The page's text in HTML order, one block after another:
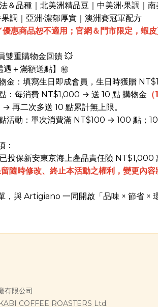
＆品種｜北美洲精品豆｜中美洲•果調｜南
果調｜亞洲•濃郁厚實｜澳洲賽冠軍配方
優惠商品恕不適用；官網＆門市限定，蝦皮
雙重購物金回饋 💥
遇＋滿額送點】㊙️
金：填寫生日即成會員，生日時獲贈
：每消費 NT$1,000 → 送 10 點 購物金
再二次多送 10 點累計無上限。
活動：單次消費滿 NT$100 → 100 點；
：
投保新安東京海上產品責任險 NT$1,000
隨時修改、終止本活動之權利，變更內容
，與 Artigiano 一同開啟「品味 × 節省 ×
有限公司
COFFEE ROASTERS Ltd.